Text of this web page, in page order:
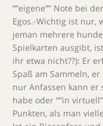
“”eigene”” Note bei
Egos.-Wichtig ist nur,
jeman mehrere
Spielkarten ausgibt,
ihr etwa nicht??): Er
Spaß am Sammeln,
nur Anfassen kann er
habe oder “”in
Punkten, als man